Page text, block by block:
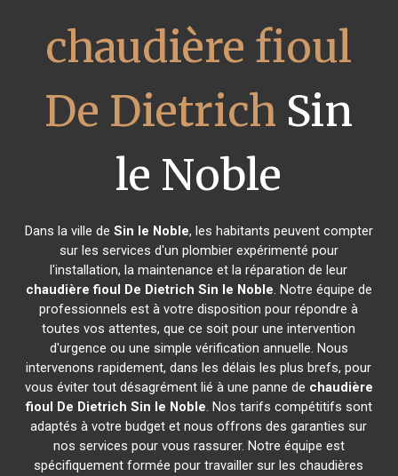
chaudière fioul
De Dietrich Sin
le Noble
Dans la ville de Sin le Noble, les habitants peuvent compter
sur les services d'un plombier expérimenté pour
l'installation, la maintenance et la réparation de leur
chaudière fioul De Dietrich Sin le Noble. Notre équipe de
professionnels est à votre disposition pour répondre à
toutes vos attentes, que ce soit pour une intervention
d'urgence ou une simple vérification annuelle. Nous
intervenons rapidement, dans les délais les plus brefs, pour
vous éviter tout désagrément lié à une panne de chaudière
fioul De Dietrich Sin le Noble. Nos tarifs compétitifs sont
adaptés à votre budget et nous offrons des garanties sur
nos services pour vous rassurer. Notre équipe est
spécifiquement formée pour travailler sur les chaudières